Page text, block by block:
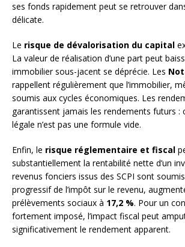
ses fonds rapidement peut se retrouver
délicate.
Le risque de dévalorisation du capital
La valeur de réalisation d’une part peut
immobilier sous-jacent se déprécie. Les
rappellent régulièrement que l’immobilier,
soumis aux cycles économiques. Les
garantissent jamais les rendements futurs :
légale n’est pas une formule vide.
Enfin, le risque réglementaire et fiscal
substantiellement la rentabilité nette d’un
revenus fonciers issus des SCPI sont
progressif de l’impôt sur le revenu,
prélèvements sociaux à 17,2 %. Pour un
fortement imposé, l’impact fiscal peut
significativement le rendement apparent.